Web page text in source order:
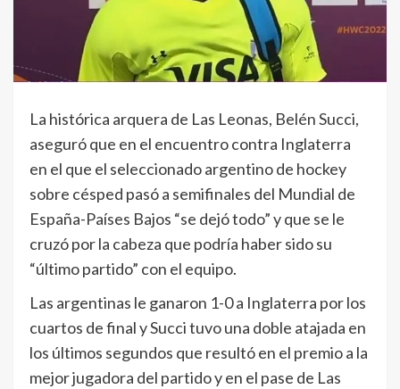
La histórica arquera de Las Leonas, Belén Succi,
aseguró que en el encuentro contra Inglaterra
en el que el seleccionado argentino de hockey
sobre césped pasó a semifinales del Mundial de
España-Países Bajos “se dejó todo” y que se le
cruzó por la cabeza que podría haber sido su
“último partido” con el equipo.
Las argentinas le ganaron 1-0 a Inglaterra por los
cuartos de final y Succi tuvo una doble atajada en
los últimos segundos que resultó en el premio a la
mejor jugadora del partido y en el pase de Las